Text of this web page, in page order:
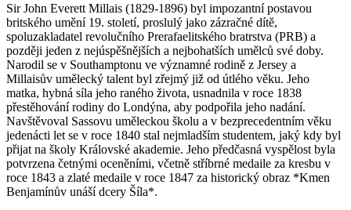
Sir John Everett Millais (1829-1896) byl impozantní postavou
britského umění 19. století, proslulý jako zázračné dítě,
spoluzakladatel revolučního Prerafaelitského bratrstva (PRB) a
později jeden z nejúspěšnějších a nejbohatších umělců své doby.
Narodil se v Southamptonu ve významné rodině z Jersey a
Millaisův umělecký talent byl zřejmý již od útlého věku. Jeho
matka, hybná síla jeho raného života, usnadnila v roce 1838
přestěhování rodiny do Londýna, aby podpořila jeho nadání.
Navštěvoval Sassovu uměleckou školu a v bezprecedentním věku
jedenácti let se v roce 1840 stal nejmladším studentem, jaký kdy byl
přijat na školy Královské akademie. Jeho předčasná vyspělost byla
potvrzena četnými oceněními, včetně stříbrné medaile za kresbu v
roce 1843 a zlaté medaile v roce 1847 za historický obraz *Kmen
Benjamínův unáší dcery Šíla*.